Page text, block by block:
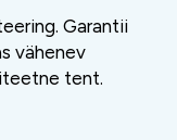
Garantii
vähenev
tent.